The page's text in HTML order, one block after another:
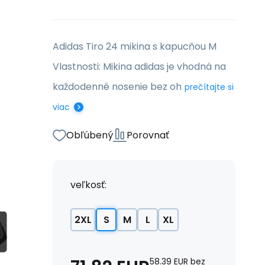
Adidas Tiro 24 mikina s kapucňou M
Vlastnosti: Mikina adidas je vhodná na
každodenné nosenie bez oh prečítajte si
viac
Obľúbený Porovnať
veľkosť:
2XL S M L XL
58.39 EUR bez